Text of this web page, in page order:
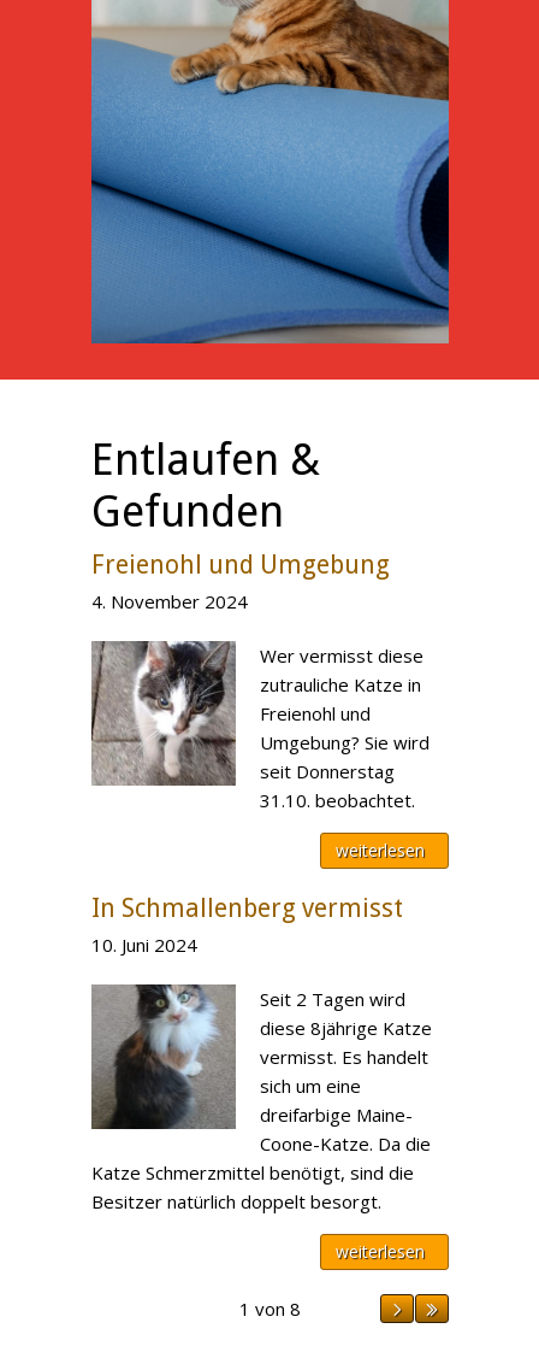
Entlaufen &
Gefunden
Freienohl und Umgebung
4. November 2024
Wer vermisst diese
zutrauliche Katze in
Freienohl und
Umgebung? Sie wird
seit Donnerstag
31.10. beobachtet.
weiterlesen
In Schmallenberg vermisst
10. Juni 2024
Seit 2 Tagen wird
diese 8jährige Katze
vermisst. Es handelt
sich um eine
dreifarbige Maine-
Coone-Katze. Da die
Katze Schmerzmittel benötigt, sind die
Besitzer natürlich doppelt besorgt.
weiterlesen
1 von 8